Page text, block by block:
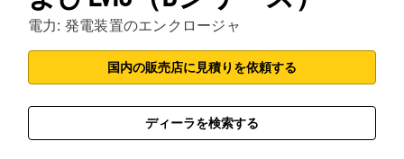
電力: 発電装置のエンクロージャ
国内の販売店に見積りを依頼する
ディーラを検索する